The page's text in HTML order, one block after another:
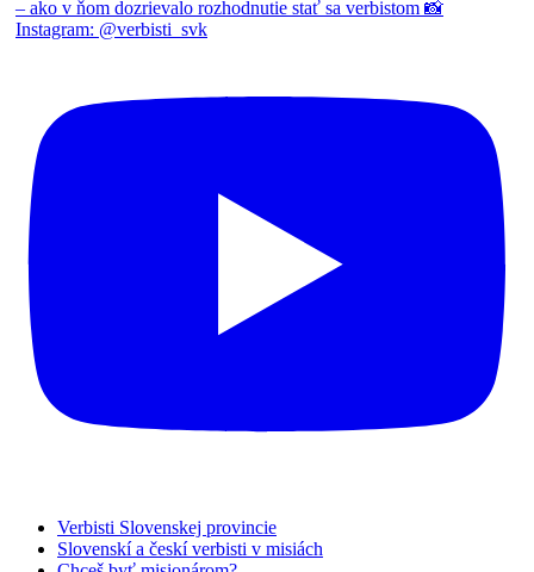
Verbisti Slovenskej provincie
Slovenskí a českí verbisti v misiách